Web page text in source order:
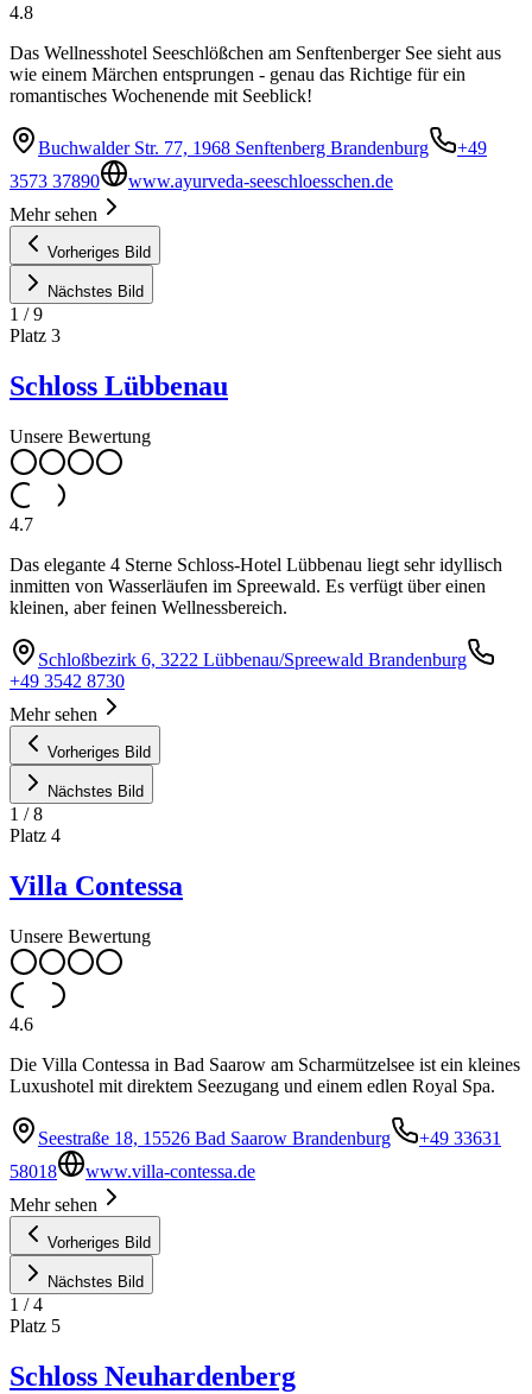
4.8
Das Wellnesshotel Seeschlößchen am Senftenberger See sieht aus
wie einem Märchen entsprungen - genau das Richtige für ein
romantisches Wochenende mit Seeblick!
Buchwalder Str. 77, 1968 Senftenberg Brandenburg
+49
3573 37890
www.ayurveda-seeschloesschen.de
Mehr sehen
Vorheriges Bild
Nächstes Bild
1 /9
Platz 3
Schloss Lübbenau
Unsere Bewertung
4.7
Das elegante 4 Sterne Schloss-Hotel Lübbenau liegt sehr idyllisch
inmitten von Wasserläufen im Spreewald. Es verfügt über einen
kleinen, aber feinen Wellnessbereich.
Schloßbezirk 6, 3222 Lübbenau/Spreewald Brandenburg
+49 3542 8730
Mehr sehen
Vorheriges Bild
Nächstes Bild
1 /8
Platz 4
Villa Contessa
Unsere Bewertung
4.6
Die Villa Contessa in Bad Saarow am Scharmützelsee ist ein kleines
Luxushotel mit direktem Seezugang und einem edlen Royal Spa.
Seestraße 18, 15526 Bad Saarow Brandenburg
+49 33631
58018
www.villa-contessa.de
Mehr sehen
Vorheriges Bild
Nächstes Bild
1 /4
Platz 5
Schloss Neuhardenberg